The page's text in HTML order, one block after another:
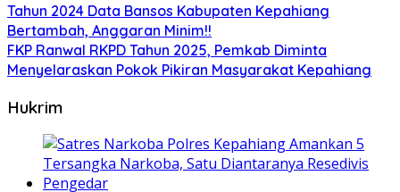
Tahun 2024 Data Bansos Kabupaten Kepahiang
Bertambah, Anggaran Minim!!
FKP Ranwal RKPD Tahun 2025, Pemkab Diminta
Menyelaraskan Pokok Pikiran Masyarakat Kepahiang
Hukrim